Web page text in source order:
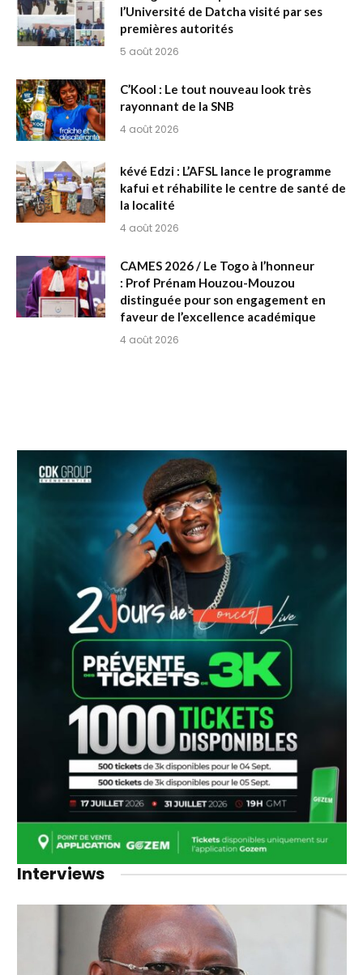
l’Université de Datcha visité par ses
premières autorités
5 août 2026
C’Kool : Le tout nouveau look très
rayonnant de la SNB
4 août 2026
kévé Edzi : L’AFSL lance le programme
kafui et réhabilite le centre de santé de
la localité
4 août 2026
CAMES 2026 / Le Togo à l’honneur
: Prof Prénam Houzou-Mouzou
distinguée pour son engagement en
faveur de l’excellence académique
4 août 2026
Interviews